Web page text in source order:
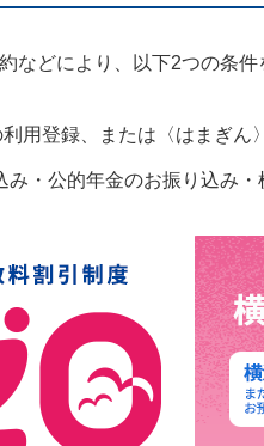
などにより、以下2つの条件
用登録、または〈はまぎん
み・公的年金のお振り込み